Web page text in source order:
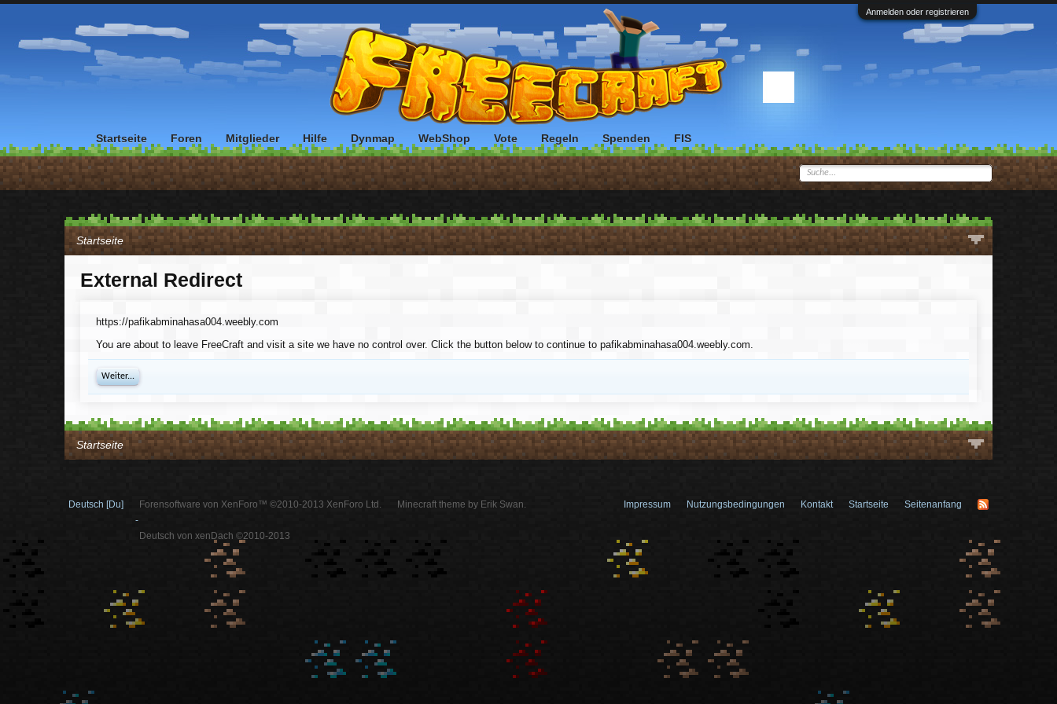
Anmelden oder registrieren
Startseite
External Redirect
https://pafikabminahasa004.weebly.com
You are about to leave FreeCraft and visit a site we have no control over. Click the button below to continue to pafikabminahasa004.weebly.com.
Weiter...
Startseite
Startseite Foren Mitglieder Hilfe Dynmap WebShop Vote Regeln Spenden FIS
Deutsch [Du]
Forensoftware von XenForo™ ©2010-2013 XenForo Ltd.
-
Deutsch von xenDach ©2010-2013
Minecraft theme by Erik Swan. Impressum Nutzungsbedingungen Kontakt Startseite Seitenanfang